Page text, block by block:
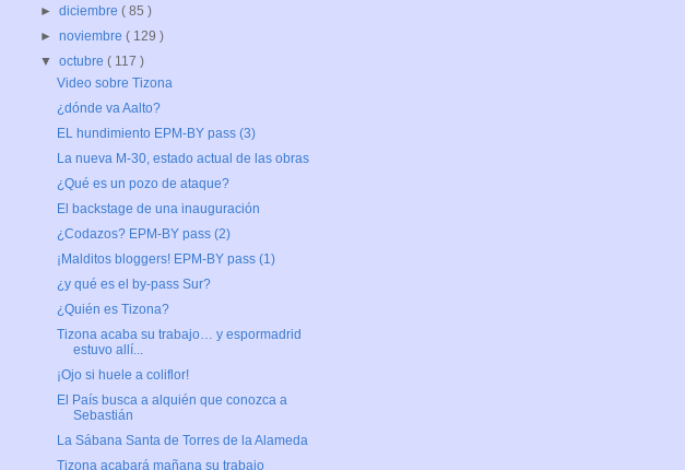
►diciembre( 85 )
►noviembre( 129 )
▼octubre( 117 )
Video sobre Tizona
¿dónde va Aalto?
EL hundimiento EPM-BY pass (3)
La nueva M-30, estado actual de las obras
¿Qué es un pozo de ataque?
El backstage de una inauguración
¿Codazos? EPM-BY pass (2)
¡Malditos bloggers! EPM-BY pass (1)
¿y qué es el by-pass Sur?
¿Quién es Tizona?
Tizona acaba su trabajo… y espormadrid
estuvo allí...
¡Ojo si huele a coliflor!
El País busca a alquién que conozca a
Sebastián
La Sábana Santa de Torres de la Alameda
Tizona acabará mañana su trabajo